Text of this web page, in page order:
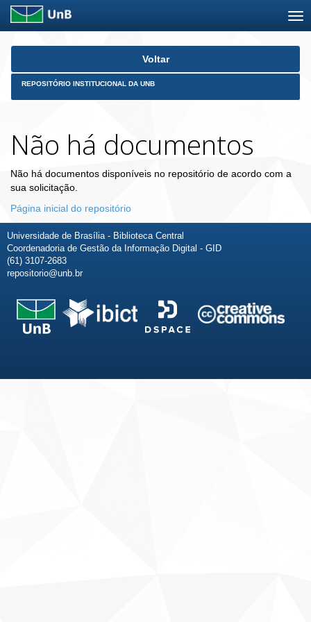
Skip
Voltar
REPOSITÓRIO INSTITUCIONAL DA UNB
Não há documentos
Não há documentos disponíveis no repositório de acordo com a
sua solicitação.
Página inicial do repositório
Universidade de Brasília - Biblioteca Central
Coordenadoria de Gestão da Informação Digital - GID
(61) 3107-2683
repositorio@unb.br